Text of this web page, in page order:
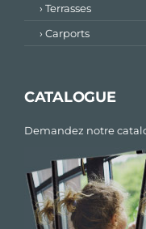
› Terrasses
› Carports
CATALOGUE
Demandez notre